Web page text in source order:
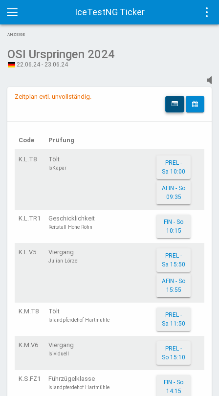
IceTestNG Ticker
Toggle
navigation
ANZEIGE
OSI Urspringen 2024
22.06.24 - 23.06.24
Zeitplan evtl. unvollständig.
Code Prüfung
K.L.T8 Tölt
IsKapar
PREL -
Sa 10:00
AFIN - So
09:35
K.L.TR1 Geschicklichkeit
Reitstall Hohe Röhn
FIN - So
10:15
K.L.V5 Viergang
Julian Lörzel
PREL -
Sa 15:50
AFIN - So
15:55
K.M.T8 Tölt
Islandpferdehof Hartmühle
PREL -
Sa 11:50
K.M.V6 Viergang
Isividuell
PREL -
So 15:10
K.S.FZ1 Führzügelklasse
Islandpferdehof Hartmühle
FIN - So
14:15